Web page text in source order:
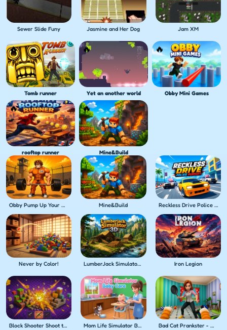
Sewer Slide Funy Jasmine and Her Dog Jam XM
Tomb runner Yet an another world Obby Mini Games
rooftop runner Mine&Build
Obby Pump Up Your Muscles! 1 per second Mine&Build Reckless Drive Police Pursuit
Never by Color! LumberJack Simulator 3D Iron Legion
Block Shooter Shoot the Blocks! Mom Life Simulator Baby Care Bad Cat Prankster - Mom's Return